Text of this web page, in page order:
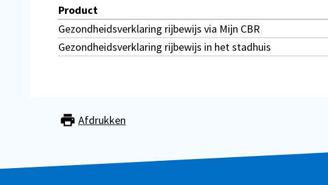
Product
Gezondheidsverklaring rijbewijs via Mijn CBR
Gezondheidsverklaring rijbewijs in het stadhuis
Afdrukken